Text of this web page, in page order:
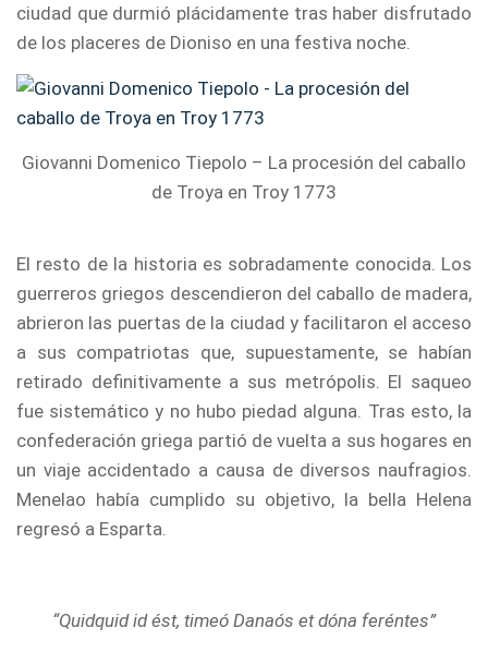
ciudad que durmió plácidamente tras haber disfrutado
de los placeres de Dioniso en una festiva noche.
Giovanni Domenico Tiepolo – La procesión del caballo
de Troya en Troy 1773
El resto de la historia es sobradamente conocida. Los
guerreros griegos descendieron del caballo de madera,
abrieron las puertas de la ciudad y facilitaron el acceso
a sus compatriotas que, supuestamente, se habían
retirado definitivamente a sus metrópolis. El saqueo
fue sistemático y no hubo piedad alguna. Tras esto, la
confederación griega partió de vuelta a sus hogares en
un viaje accidentado a causa de diversos naufragios.
Menelao había cumplido su objetivo, la bella Helena
regresó a Esparta.
“Quidquid id ést, timeó Danaós et dóna feréntes”